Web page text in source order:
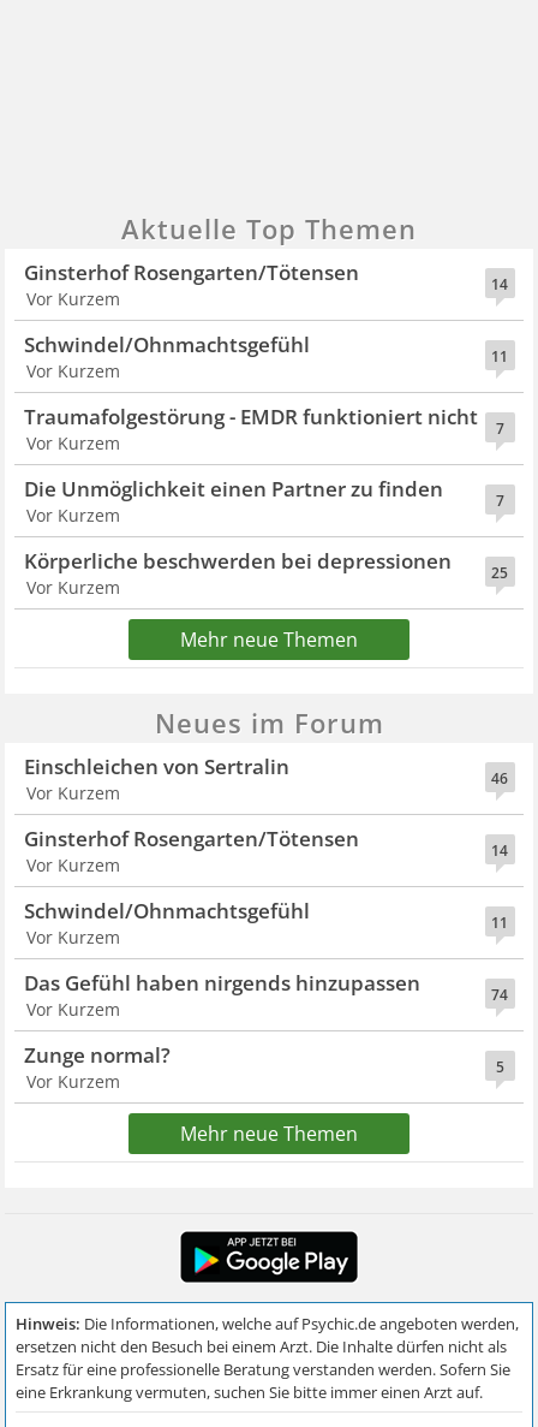
Aktuelle Top Themen
14
Ginsterhof Rosengarten/Tötensen
Vor Kurzem
11
Schwindel/Ohnmachtsgefühl
Vor Kurzem
7
Traumafolgestörung - EMDR funktioniert nicht
Vor Kurzem
7
Die Unmöglichkeit einen Partner zu finden
Vor Kurzem
25
Körperliche beschwerden bei depressionen
Vor Kurzem
Mehr neue Themen
Neues im Forum
46
Einschleichen von Sertralin
Vor Kurzem
14
Ginsterhof Rosengarten/Tötensen
Vor Kurzem
11
Schwindel/Ohnmachtsgefühl
Vor Kurzem
74
Das Gefühl haben nirgends hinzupassen
Vor Kurzem
5
Zunge normal?
Vor Kurzem
Mehr neue Themen